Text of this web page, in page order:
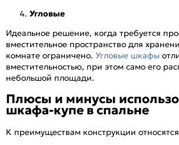
Угловые
Идеальное решение, когда требуется
вместительное пространство для
комнате ограничено. Угловые шкафы
вместительностью, при этом само его
небольшой площади.
Плюсы и минусы
шкафа-купе в спальне
К преимуществам конструкции